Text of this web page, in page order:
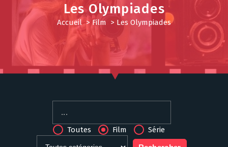
Les Olympiades
Accueil>Film > Les Olympiades
Toutes Film Série